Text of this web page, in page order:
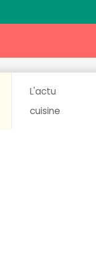
L'actu
cuisine